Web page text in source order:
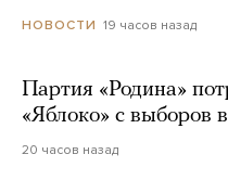
НОВОСТИ 19 часов назад
Партия «Родина»
«Яблоко» с выборов
20 часов назад